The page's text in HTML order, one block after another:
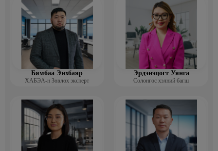
Бямбаа Энхбаяр
ХАБЭА-н Зөвлөх эксперт
Эрдэнэцогт Уянга
Солонгос хэлний багш